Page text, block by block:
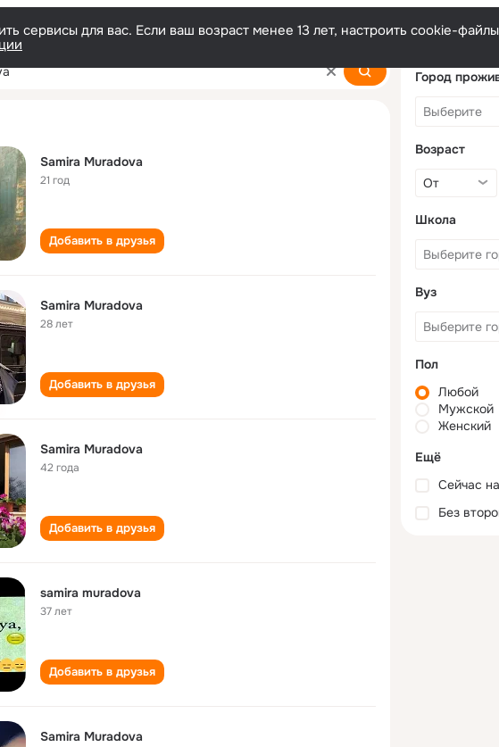
сервисы для вас. Если ваш возраст менее 13 лет, настроить cookie-
Samira Muradova
21 год
Добавить в друзья
Samira Muradova
28 лет
Добавить в друзья
Samira Muradova
42 года
Добавить в друзья
samira muradova
37 лет
Добавить в друзья
Samira Muradova
Город
Возраст
Школа
Вуз
Пол
Любой
Мужской
Женский
Ещё
Сейчас
Без